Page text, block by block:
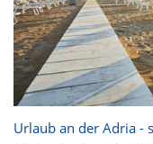
Urlaub an der Adria -